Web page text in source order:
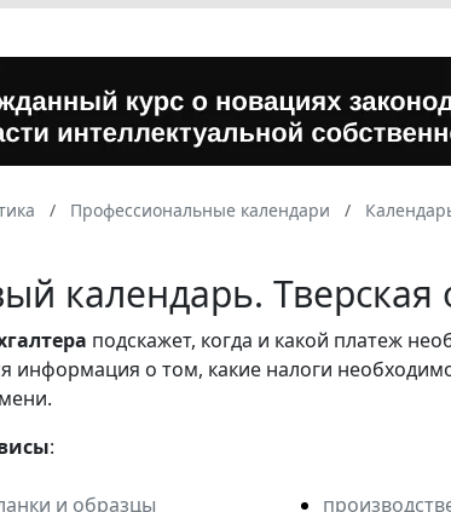
Профессиональные календари
календарь. Тверская
подскажет, когда и какой платеж
информация о том, какие налоги
:
и образцы